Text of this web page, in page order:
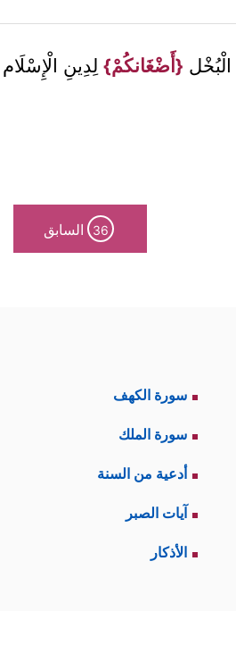
الْبُخْل {أَضْغَانكُمْ} لِدِينِ الْإِسْلَام
36 السابق
سورة الكهف
سورة الملك
أدعية من السنة
آيات الصبر
الأذكار